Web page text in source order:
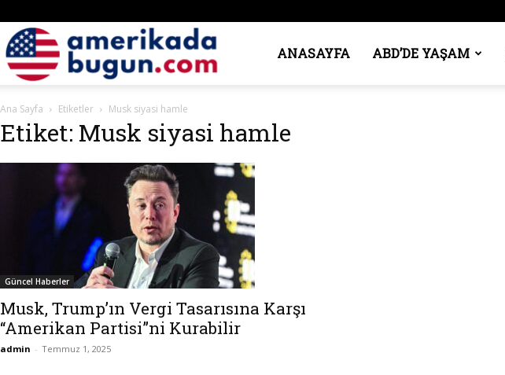
Amerika’daANASAYFA ABD’DE YAŞAM
Ana Sayfa Etiketler Musk siyasi hamle
Etiket: Musk siyasi hamle
Güncel Haberler
Musk, Trump’ın Vergi Tasarısına Karşı
“Amerikan Partisi”ni Kurabilir
admin - Temmuz 1, 2025